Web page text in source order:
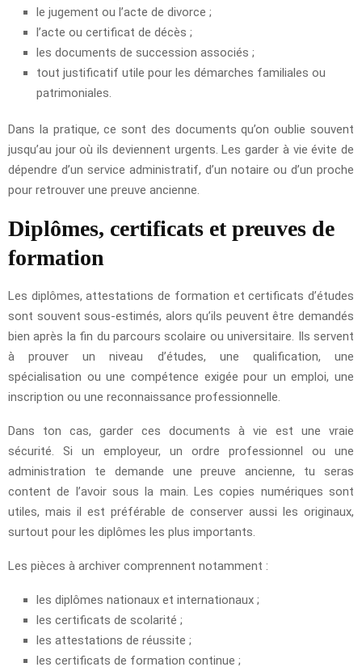
le jugement ou l’acte de divorce ;
l’acte ou certificat de décès ;
les documents de succession associés ;
tout justificatif utile pour les démarches familiales ou
patrimoniales.
Dans la pratique, ce sont des documents qu’on oublie souvent
jusqu’au jour où ils deviennent urgents. Les garder à vie évite de
dépendre d’un service administratif, d’un notaire ou d’un proche
pour retrouver une preuve ancienne.
Diplômes, certificats et preuves de
formation
Les diplômes, attestations de formation et certificats d’études
sont souvent sous-estimés, alors qu’ils peuvent être demandés
bien après la fin du parcours scolaire ou universitaire. Ils servent
à prouver un niveau d’études, une qualification, une
spécialisation ou une compétence exigée pour un emploi, une
inscription ou une reconnaissance professionnelle.
Dans ton cas, garder ces documents à vie est une vraie
sécurité. Si un employeur, un ordre professionnel ou une
administration te demande une preuve ancienne, tu seras
content de l’avoir sous la main. Les copies numériques sont
utiles, mais il est préférable de conserver aussi les originaux,
surtout pour les diplômes les plus importants.
Les pièces à archiver comprennent notamment :
les diplômes nationaux et internationaux ;
les certificats de scolarité ;
les attestations de réussite ;
les certificats de formation continue ;